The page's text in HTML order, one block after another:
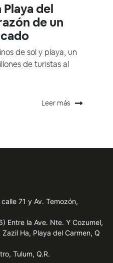
del
de un
de sol y playa, un
de turistas al
Leer más
71 y Av. Temozón,
Entre la Ave. Nte. Y Cozumel,
Ha, Playa del Carmen, Q
Tulum, Q.R.